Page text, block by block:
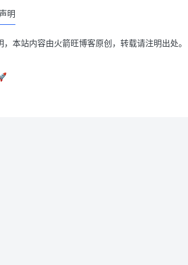
明
，本站内容由火箭旺博客原创，转载请注明出处。